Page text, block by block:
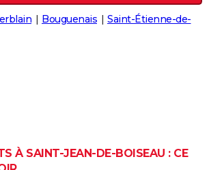
Bouguenais
Saint-Étienne-de-
À SAINT-JEAN-DE-BOISEAU : CE